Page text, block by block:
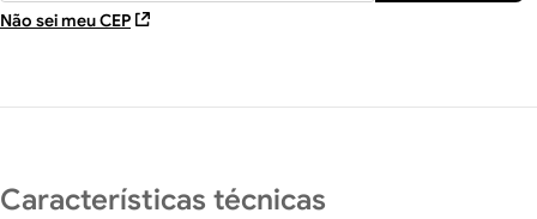
Não sei meu CEP